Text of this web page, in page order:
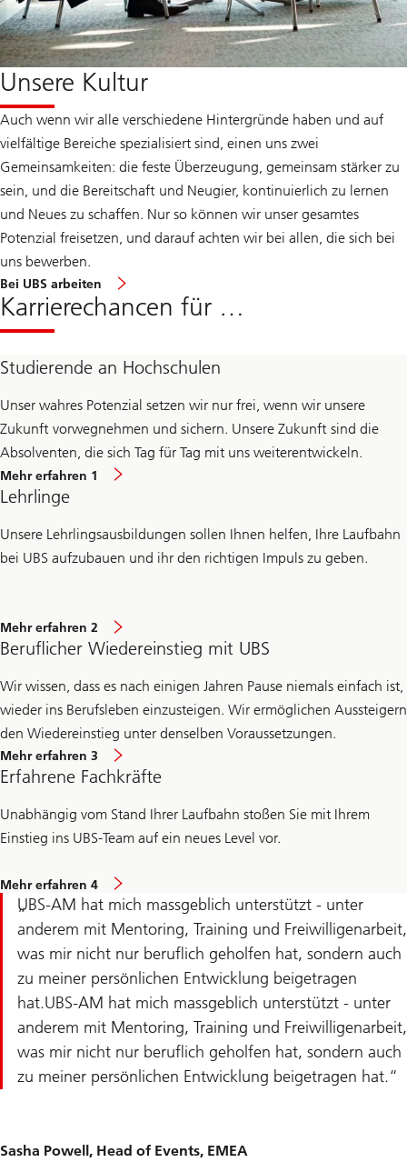
Unsere Kultur
Auch wenn wir alle verschiedene Hintergründe haben und auf
vielfältige Bereiche spezialisiert sind, einen uns zwei
Gemeinsamkeiten: die feste Überzeugung, gemeinsam stärker zu
sein, und die Bereitschaft und Neugier, kontinuierlich zu lernen
und Neues zu schaffen. Nur so können wir unser gesamtes
Potenzial freisetzen, und darauf achten wir bei allen, die sich bei
uns bewerben.
Bei UBS arbeiten
Karrierechancen für …
Studierende an Hochschulen
Unser wahres Potenzial setzen wir nur frei, wenn wir unsere
Zukunft vorwegnehmen und sichern. Unsere Zukunft sind die
Absolventen, die sich Tag für Tag mit uns weiterentwickeln.
Mehr erfahren 1
Lehrlinge
Unsere Lehrlingsausbildungen sollen Ihnen helfen, Ihre Laufbahn
bei UBS aufzubauen und ihr den richtigen Impuls zu geben.
Mehr erfahren 2
erfahren
Beruflicher Wiedereinstieg mit UBS
Wir wissen, dass es nach einigen Jahren Pause niemals einfach ist,
wieder ins Berufsleben einzusteigen. Wir ermöglichen Aussteigern
den Wiedereinstieg unter denselben Voraussetzungen.
Mehr erfahren 3
erfahren
Erfahrene Fachkräfte
Unabhängig vom Stand Ihrer Laufbahn stoßen Sie mit Ihrem
Einstieg ins UBS-Team auf ein neues Level vor.
Mehr erfahren 4
erfahren
UBS-AM hat mich massgeblich unterstützt - unter
anderem mit Mentoring, Training und Freiwilligenarbeit,
was mir nicht nur beruflich geholfen hat, sondern auch
zu meiner persönlichen Entwicklung beigetragen
hat.UBS-AM hat mich massgeblich unterstützt - unter
anderem mit Mentoring, Training und Freiwilligenarbeit,
was mir nicht nur beruflich geholfen hat, sondern auch
zu meiner persönlichen Entwicklung beigetragen hat.
Sasha Powell, Head of Events, EMEA